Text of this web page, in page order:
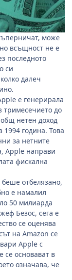
може
всъщност не е
последното
си
далеч
е генерирала
тримесечието до
нетен доход
1994 година. Това
за нетните
Apple направи
фискална
отбелязано,
е намалил
50 милиарда
Безос, сега е
се оценява
на Amazon се
Apple с
се основават в
означава, че